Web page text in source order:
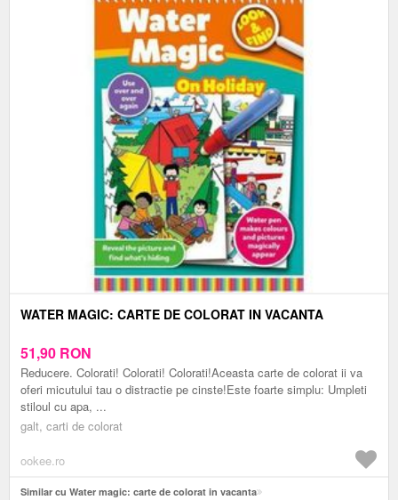
WATER MAGIC: CARTE DE COLORAT IN VACANTA
51,90 RON
Reducere. Colorati! Colorati! Colorati!Aceasta carte de colorat ii va
oferi micutului tau o distractie pe cinste!Este foarte simplu: Umpleti
stiloul cu apa, ...
galt, carti de colorat
ookee.ro
Similar cu Water magic: carte de colorat in vacanta